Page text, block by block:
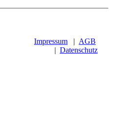
Impressum | AGB
| Datenschutz